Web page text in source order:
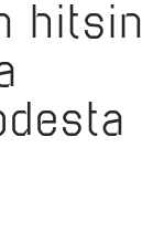
hitsin